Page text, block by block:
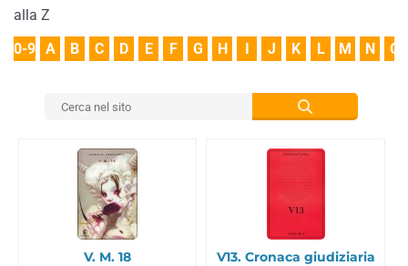
alla Z
0-9 A B C D E F G H I J K L M N O
V. M. 18 V13. Cronaca giudiziaria